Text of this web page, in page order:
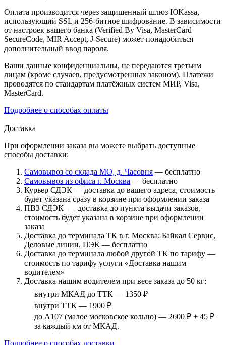
Оплата производится через защищенный шлюз ЮKassa,
использующий SSL и 256-битное шифрование. В зависимости
от настроек вашего банка (Verified By Visa, MasterCard
SecureCode, MIR Accept, J-Secure) может понадобиться
дополнительный ввод пароля.
Ваши данные конфиденциальны, не передаются третьим
лицам (кроме случаев, предусмотренных законом). Платежи
проводятся по стандартам платёжных систем МИР, Visa,
MasterCard.
Подробнее о способах оплаты
Доставка
При оформлении заказа вы можете выбрать доступные
способы доставки:
Самовывоз со склада МО, д. Часовня — бесплатно
Самовывоз из офиса г. Москва — бесплатно
Курьер СДЭК — доставка до вашего адреса, стоимость
будет указана сразу в корзине при оформлении заказа
ПВЗ СДЭК — доставка до пункта выдачи заказов,
стоимость будет указана в корзине при оформлении
заказа
Доставка до терминала ТК в г. Москва: Байкал Сервис,
Деловые линии, ПЭК — бесплатно
Доставка до терминала любой другой ТК по тарифу —
стоимость по тарифу услуги «Доставка нашим
водителем»
Доставка нашим водителем при весе заказа до 50 кг:
внутри МКАД до ТТК — 1350 ₽
внутри ТТК — 1900 ₽
до А107 (малое московское кольцо) — 2600 ₽ + 45 ₽
за каждый км от МКАД.
Подробнее о способах доставки